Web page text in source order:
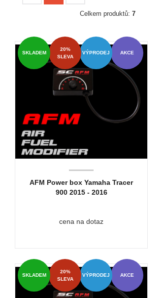
Celkem produktů: 7
AKCE
VÝPRODEJ
20%
SLEVA
SKLADEM
AFM Power box Yamaha Tracer
900 2015 - 2016
cena na dotaz
AKCE
VÝPRODEJ
20%
SLEVA
SKLADEM